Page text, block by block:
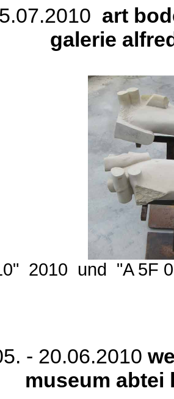
art
galerie
2010 und "A 5F
- 20.06.2010
museum